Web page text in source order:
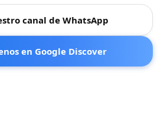
canal de WhatsApp
en Google Discover